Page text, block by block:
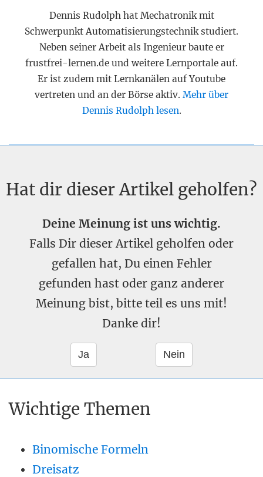
Dennis Rudolph hat Mechatronik mit
Schwerpunkt Automatisierungstechnik studiert.
Neben seiner Arbeit als Ingenieur baute er
frustfrei-lernen.de und weitere Lernportale auf.
Er ist zudem mit Lernkanälen auf Youtube
vertreten und an der Börse aktiv. Mehr über
Dennis Rudolph lesen.
Hat dir dieser Artikel geholfen?
Deine Meinung ist uns wichtig.
Falls Dir dieser Artikel geholfen oder
gefallen hat, Du einen Fehler
gefunden hast oder ganz anderer
Meinung bist, bitte teil es uns mit!
Danke dir!
Wichtige Themen
Binomische Formeln
Dreisatz